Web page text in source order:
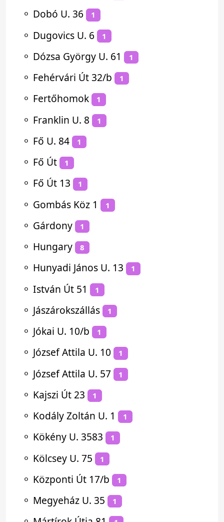
⚬ Dobó U. 36 1
⚬ Dugovics U. 6 1
⚬ Dózsa György U. 61 1
⚬ Fehérvári Út 32/b 1
⚬ Fertőhomok 1
⚬ Franklin U. 8 1
⚬ Fő U. 84 1
⚬ Fő Út 1
⚬ Fő Út 13 1
⚬ Gombás Köz 1 1
⚬ Gárdony 1
⚬ Hungary 8
⚬ Hunyadi János U. 13 1
⚬ István Út 51 1
⚬ Jászárokszállás 1
⚬ Jókai U. 10/b 1
⚬ József Attila U. 10 1
⚬ József Attila U. 57 1
⚬ Kajszi Út 23 1
⚬ Kodály Zoltán U. 1 1
⚬ Kökény U. 3583 1
⚬ Kölcsey U. 75 1
⚬ Központi Út 17/b 1
⚬ Megyeház U. 35 1